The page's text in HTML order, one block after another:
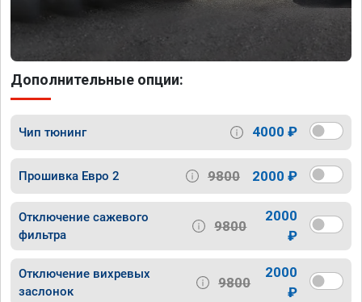
Дополнительные опции:
Чип тюнинг 4000 ₽
Прошивка Евро 2 9800 2000 ₽
Отключение сажевого
фильтра
9800
2000
₽
Отключение вихревых
заслонок
9800
2000
₽